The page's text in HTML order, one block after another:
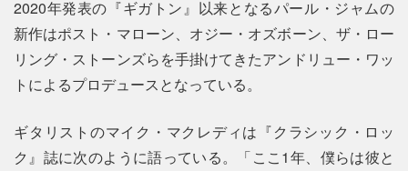
2020年発表の『ギガトン』以来となるパール・ジャムの
新作はポスト・マローン、オジー・オズボーン、ザ・ロー
リング・ストーンズらを手掛けてきたアンドリュー・ワッ
トによるプロデュースとなっている。
ギタリストのマイク・マクレディは『クラシック・ロッ
ク』誌に次のように語っている。「ここ1年、僕らは彼と